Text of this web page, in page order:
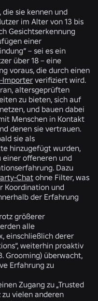
sie kennen und
im Alter von 13 bis
Gesichtserkennung
einer
– sei es ein
über 18 – eine
voraus, die durch einen
Importer verifiziert wird.
altersgeprüften
zu bieten, sich auf
und bauen dabei
Menschen in Kontakt
denen sie vertrauen.
sie als
hinzugefügt wurden,
einer offeneren und
Dazu
Chatohne Filter, was
Koordination und
der Erfahrung
größerer
alle
einschließlich derer
weiterhin proaktiv
Grooming) überwacht,
Erfahrung zu
Zugang zu „Trusted
zu vielen anderen